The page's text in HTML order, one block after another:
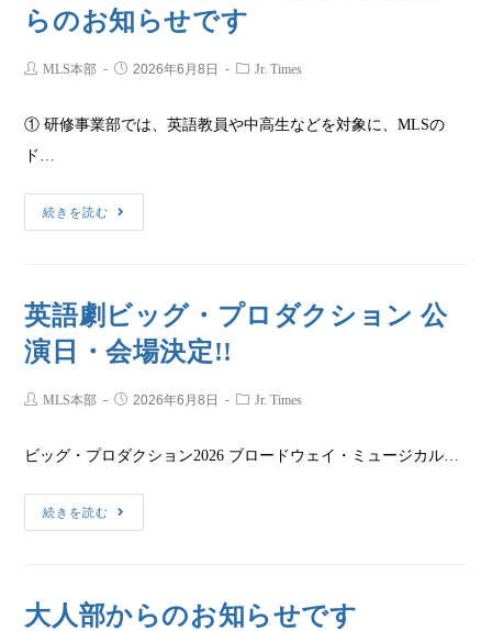
らのお知らせです
MLS本部 2026年6月8日 Jr. Times
① 研修事業部では、英語教員や中高生などを対象に、MLSの
ド…
続きを読む
英語劇ビッグ・プロダクション 公
演日・会場決定!!
MLS本部 2026年6月8日 Jr. Times
ビッグ・プロダクション2026 ブロードウェイ・ミュージカル…
続きを読む
大人部からのお知らせです